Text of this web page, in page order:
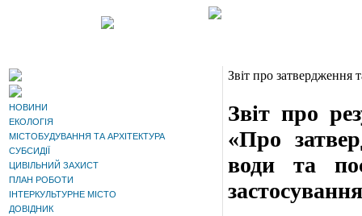
НОВИНИ
ЕКОЛОГІЯ
МІСТОБУДУВАННЯ ТА АРХІТЕКТУРА
СУБСИДІЇ
ЦИВІЛЬНИЙ ЗАХИСТ
ПЛАН РОБОТИ
ІНТЕРКУЛЬТУРНЕ МІСТО
ДОВІДНИК
Звіт про затвердження
Звіт про
«Про
води та